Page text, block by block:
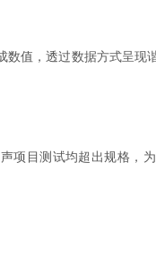
数值，透过数据方式呈现
项目测试均超出规格，